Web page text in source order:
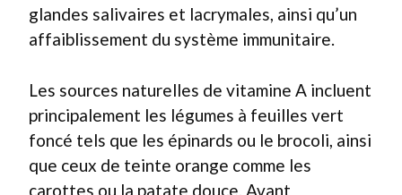
glandes salivaires et lacrymales, ainsi qu’un
affaiblissement du système immunitaire.
Les sources naturelles de vitamine A incluent
principalement les légumes à feuilles vert
foncé tels que les épinards ou le brocoli, ainsi
que ceux de teinte orange comme les
carottes ou la patate douce. Avant